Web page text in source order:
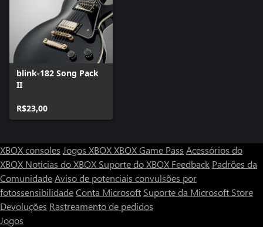
blink-182 Song Pack
II
R$23,00
XBOX consoles Jogos XBOXXBOX Game Pass Acessórios do
XBOX Notícias do XBOX Suporte do XBOX Feedback Padrões da
ComunidadeAviso de potenciais convulsões por
fotossensibilidadeConta Microsoft Suporte da Microsoft Store
Devoluções Rastreamento de pedidos
Jogos